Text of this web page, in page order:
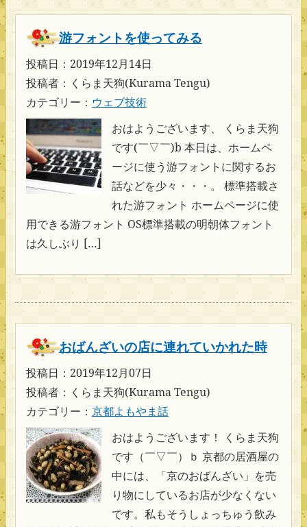
游フォントを使ってみる
投稿日：2019年12月14日
投稿者：くらま天狗(Kurama Tengu)
カテゴリー： ウェブ技術
おはようございます、 くらま天狗
です(￣▽￣)b 本日は、ホームペ
ージに使う游フォントに関するお
話などを少々・・・。 標準搭載さ
れた游フォント ホームページに使
用できる游フォント OS標準搭載の明朝体フォント
は久しぶり […]
おばんざいの店に連れていかれた時
投稿日：2019年12月07日
投稿者：くらま天狗(Kurama Tengu)
カテゴリー： 京都よもやま話
おはようございます！ くらま天狗
です（￣▽￣）ｂ 京都の居酒屋の
中には、「京のおばんざい」を売
り物にしているお店が少なくない
です。私もそうしょっちゅう飲み